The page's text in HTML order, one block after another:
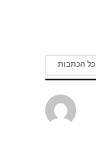
כל הכתבות